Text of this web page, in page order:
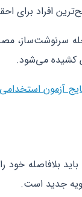
افراد برای
کشیده می‌شود.
آزمون
بلافاصله
جدید است.